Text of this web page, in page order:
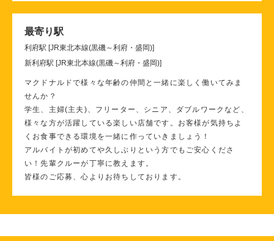
最寄り駅
利府駅 [JR東北本線(黒磯～利府・盛岡)]
新利府駅 [JR東北本線(黒磯～利府・盛岡)]
マクドナルドで様々な年齢の仲間と一緒に楽しく働いてみま
せんか？
学生、主婦(主夫)、フリーター、シニア、ダブルワークなど、
様々な方が活躍している楽しい店舗です。お客様が気持ちよ
くお食事できる環境を一緒に作っていきましょう！
アルバイトが初めてや久しぶりという方でもご安心くださ
い！先輩クルーが丁寧に教えます。
皆様のご応募、心よりお待ちしております。